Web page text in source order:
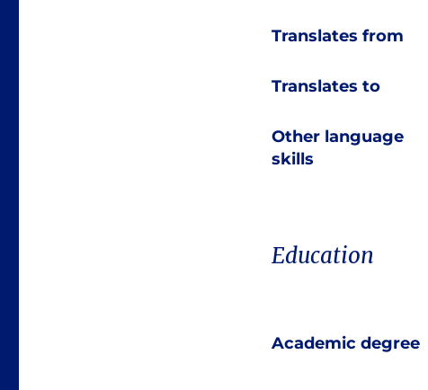
Translates from
Translates to
Other language
skills
Education
Academic degree